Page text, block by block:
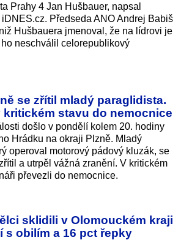
Prahy 4 Jan Hušbauer, napsal
Předseda ANO Andrej Babiš
Hušbauera jmenoval, že na lídrovi je
neschválil celorepublikový
se zřítil mladý paraglidista.
kritickém stavu do nemocnice
došlo v pondělí kolem 20. hodiny
Hrádku na okraji Plzně. Mladý
operoval motorový pádový kluzák, se
a utrpěl vážná zranění. V kritickém
převezli do nemocnice.
sklidili v Olomouckém kraji
s obilím a 16 pct řepky